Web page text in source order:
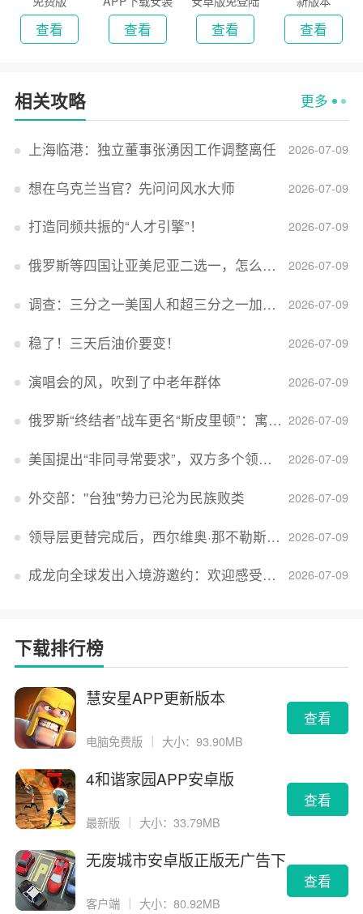
查看
2026
查看
版
查看 查看
相关攻略 更多
2026-07-09
上海临港：独立董事张湧因工作调整离任
2026-07-09
想在乌克兰当官？先问问风水大师
2026-07-09
打造同频共振的“人才引擎”！
2026-07-09
俄罗斯等四国让亚美尼亚二选一，怎么回事？
2026-07-09
调查：三分之一美国人和超三分之一加拿大人感到经济压力
2026-07-09
稳了！三天后油价要变！
2026-07-09
演唱会的风，吹到了中老年群体
2026-07-09
俄罗斯“终结者”战车更名“斯皮里顿”：寓意强大可靠，彰显俄精神力量
2026-07-09
美国提出“非同寻常要求”，双方多个领域分歧依旧，印美贸易谈判进入“关键阶段”
2026-07-09
外交部：''台独''势力已沦为民族败类
2026-07-09
领导层更替完成后，西尔维奥·那不勒斯出任Lucid首席执行官
2026-07-09
成龙向全球发出入境游邀约：欢迎感受无滤镜的真实中国
下载排行榜
慧安星APP更新版本
电脑免费版 ｜ 大小：93.90MB
查看
4和谐家园APP安卓版
最新版 大小：33.79MB
查看
无废城市安卓版正版无广告下
客户端 大小：80.92MB
查看